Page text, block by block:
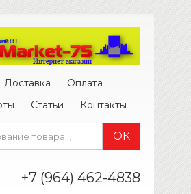
Доставка
Оплата
Статьи Контакты
+7 (964) 462-4838